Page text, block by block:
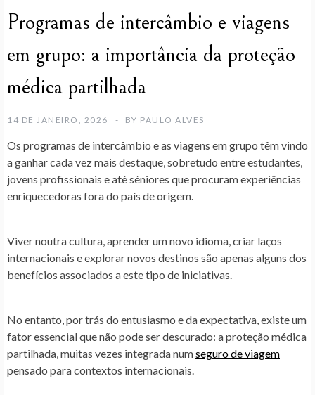
Programas de intercâmbio e viagens
em grupo: a importância da proteção
médica partilhada
14 DE JANEIRO, 2026 BY PAULO ALVES
Os programas de intercâmbio e as viagens em grupo têm vindo
a ganhar cada vez mais destaque, sobretudo entre estudantes,
jovens profissionais e até séniores que procuram experiências
enriquecedoras fora do país de origem.
Viver noutra cultura, aprender um novo idioma, criar laços
internacionais e explorar novos destinos são apenas alguns dos
benefícios associados a este tipo de iniciativas.
No entanto, por trás do entusiasmo e da expectativa, existe um
fator essencial que não pode ser descurado: aproteção médica
partilhada, muitas vezes integrada numseguro de viagem
pensado para contextos internacionais.